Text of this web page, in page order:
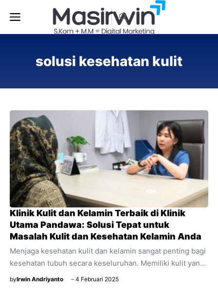
Menu
solusi kesehatan kulit
Klinik Kulit dan Kelamin Terbaik di Klinik
Utama Pandawa: Solusi Tepat untuk
Masalah Kulit dan Kesehatan Kelamin Anda
Menjaga kesehatan kulit dan kelamin sangat penting bagi
kesehatan tubuh secara keseluruhan. Memiliki kulit yang
sehat dan terawat, serta menjaga kesehatan kelamin
byIrwin Andriyanto 4 Februari 2025